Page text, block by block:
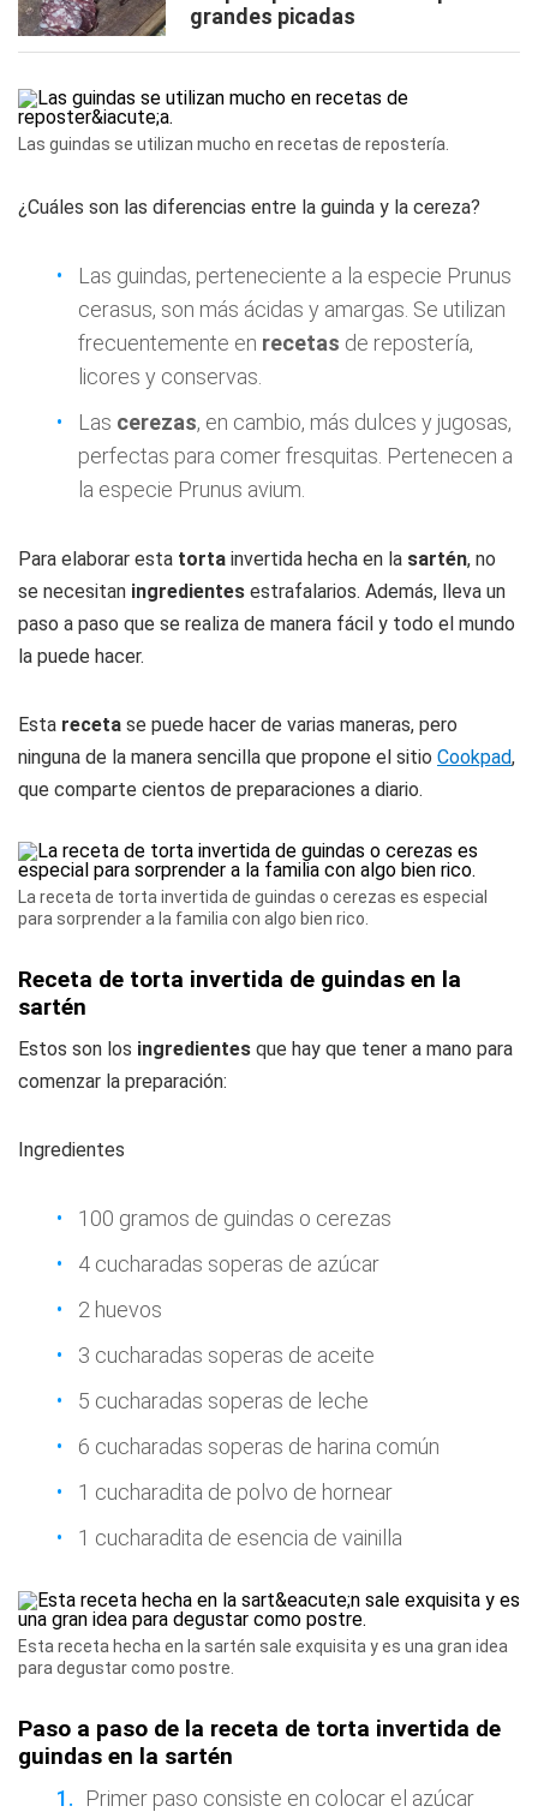
grandes picadas
Las guindas se utilizan mucho en recetas de repostería.
¿Cuáles son las diferencias entre la guinda y la cereza?
Las guindas, perteneciente a la especie Prunus
cerasus, son más ácidas y amargas. Se utilizan
frecuentemente en recetas de repostería,
licores y conservas.
Las cerezas, en cambio, más dulces y jugosas,
perfectas para comer fresquitas. Pertenecen a
la especie Prunus avium.
Para elaborar esta torta invertida hecha en la sartén, no
se necesitan ingredientes estrafalarios. Además, lleva un
paso a paso que se realiza de manera fácil y todo el mundo
la puede hacer.
Esta receta se puede hacer de varias maneras, pero
ninguna de la manera sencilla que propone el sitio Cookpad,
que comparte cientos de preparaciones a diario.
La receta de torta invertida de guindas o cerezas es especial
para sorprender a la familia con algo bien rico.
Receta de torta invertida de guindas en la
sartén
Estos son los ingredientes que hay que tener a mano para
comenzar la preparación:
Ingredientes
100 gramos de guindas o cerezas
4 cucharadas soperas de azúcar
2 huevos
3 cucharadas soperas de aceite
5 cucharadas soperas de leche
6 cucharadas soperas de harina común
1 cucharadita de polvo de hornear
1 cucharadita de esencia de vainilla
Esta receta hecha en la sartén sale exquisita y es una gran idea
para degustar como postre.
Paso a paso de la receta de torta invertida de
guindas en la sartén
Primer paso consiste en colocar el azúcar